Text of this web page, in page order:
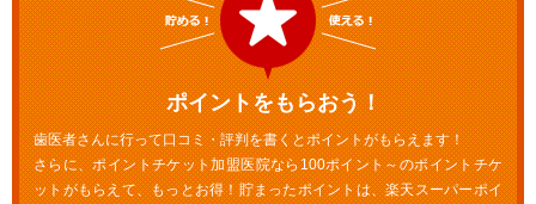
ポイントをもらおう！
歯医者さんに行って口コミ・評判を書くとポイントがもらえます！
さらに、ポイントチケット加盟医院なら100ポイント～のポイントチケ
ットがもらえて、もっとお得！貯まったポイントは、楽天スーパーポイ